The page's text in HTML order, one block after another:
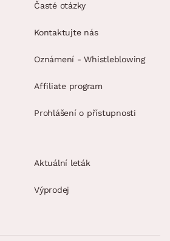
Časté otázky
Kontaktujte nás
Oznámení - Whistleblowing
Affiliate program
Prohlášení o přístupnosti
Aktuální leták
Výprodej